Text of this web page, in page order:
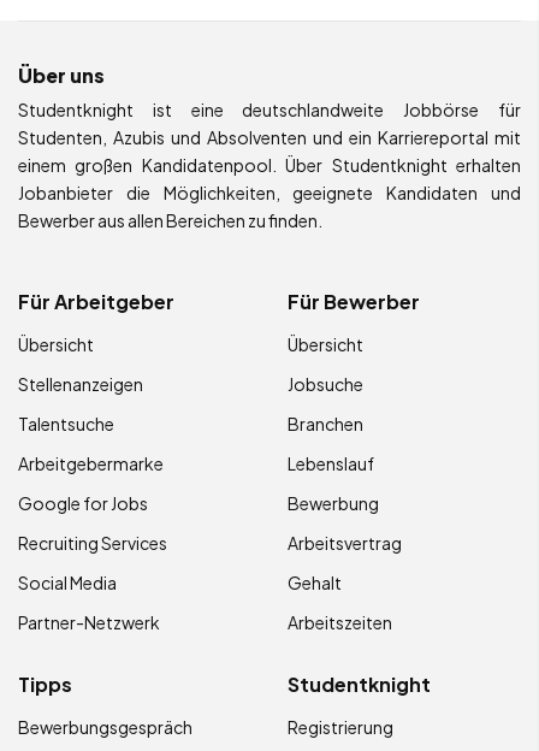
Über uns
Studentknight ist eine deutschlandweite Jobbörse für
Studenten, Azubis und Absolventen und ein Karriereportal mit
einem großen Kandidatenpool. Über Studentknight erhalten
Jobanbieter die Möglichkeiten, geeignete Kandidaten und
Bewerber aus allen Bereichen zu finden.
Für Arbeitgeber
Übersicht
Stellenanzeigen
Talentsuche
Arbeitgebermarke
Google for Jobs
Recruiting Services
Social Media
Partner-Netzwerk
Für Bewerber
Übersicht
Jobsuche
Branchen
Lebenslauf
Bewerbung
Arbeitsvertrag
Gehalt
Arbeitszeiten
Tipps
Bewerbungsgespräch
Studentknight
Registrierung